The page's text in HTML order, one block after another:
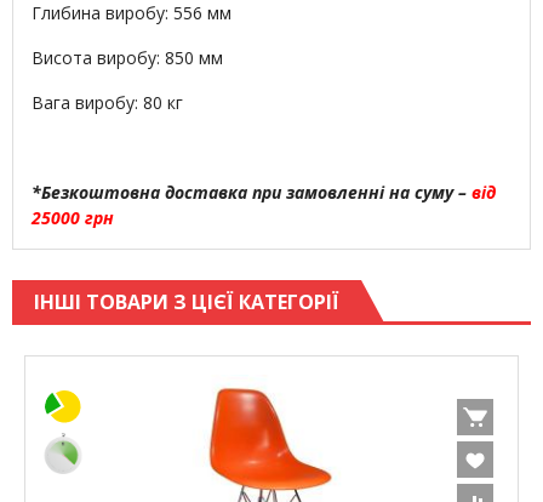
Глибина виробу: 556 мм
Висота виробу: 850 мм
Вага виробу: 80 кг
*Безкоштовна доставка при замовленні на суму – від
25000 грн
ІНШІ ТОВАРИ З ЦІЄЇ КАТЕГОРІЇ